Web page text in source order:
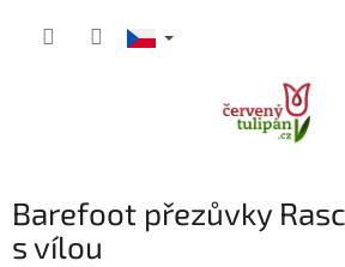
Barefoot přezůvky
s vílou